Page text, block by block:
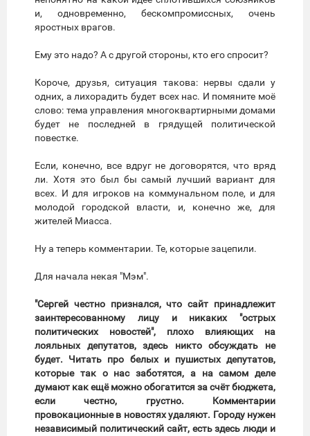
и, одновременно, бескомпромиссных, очень
яростных врагов.
Ему это надо? А с другой стороны, кто его спросит?
Короче, друзья, ситуация такова: нервы сдали у
одних, а лихорадить будет всех нас. И помяните моё
слово: тема управления многоквартирными домами
будет не последней в грядущей политической
повестке.
Если, конечно, все вдруг не договорятся, что вряд
ли. Хотя это был бы самый лучший вариант для
всех. И для игроков на коммунальном поле, и для
молодой городской власти, и, конечно же, для
жителей Миасса.
Ну а теперь комментарии. Те, которые зацепили.
Для начала некая "Мэм".
"Сергей честно признался, что сайт принадлежит
заинтересованному лицу и никаких "острых
политических новостей", плохо влияющих на
лояльных депутатов, здесь никто обсуждать не
будет. Читать про белых и пушистых депутатов,
которые так о нас заботятся, а на самом деле
думают как ещё можно обогатится за счёт бюджета,
если честно, грустно. Комментарии
провокационные в новостях удаляют. Городу нужен
независимый политический сайт, есть здесь люди и